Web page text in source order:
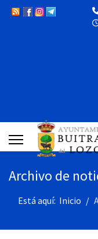
Archivo de
Está aquí: Inicio